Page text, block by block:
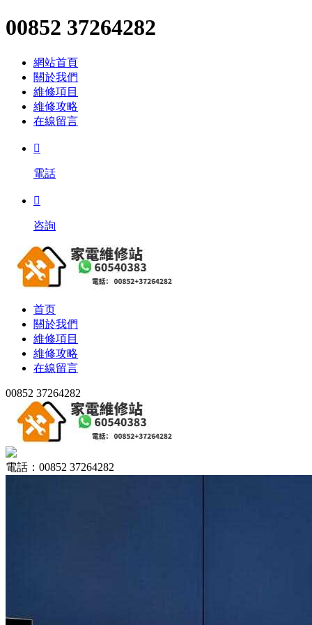
00852 37264282
網站首頁
關於我們
維修項目
維修攻略
在線留言

電話

咨詢
首页
關於我們
維修項目
維修攻略
在線留言
00852 37264282
電話：00852 37264282